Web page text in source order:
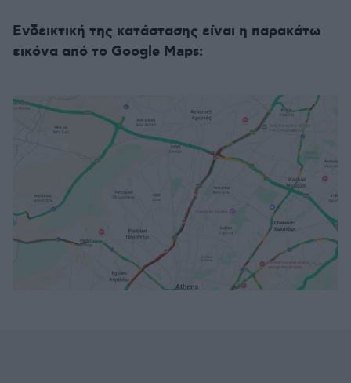
Ενδεικτική της κατάστασης είναι η παρακάτω
εικόνα από το Google Maps: